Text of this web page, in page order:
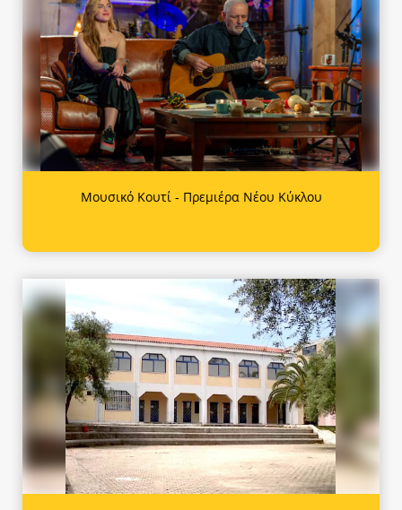
Μουσικό Κουτί - Πρεμιέρα Νέου Κύκλου